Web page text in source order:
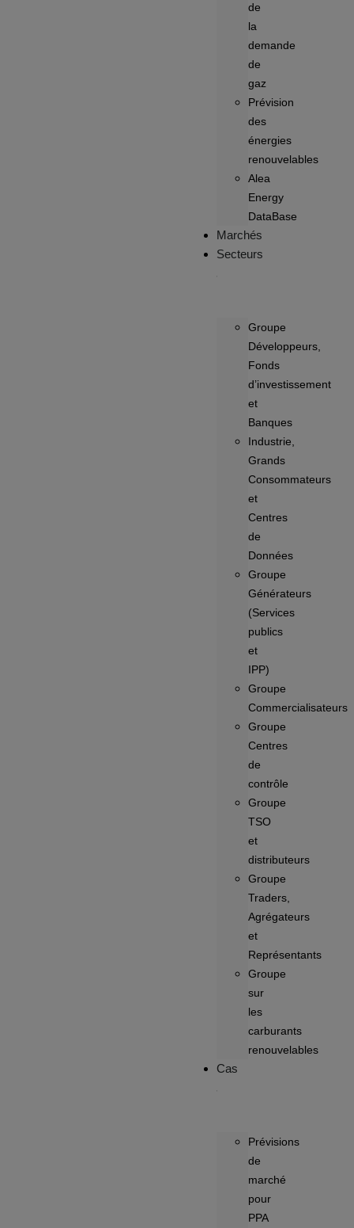
de
la
demande
de
gaz
Prévision
des
énergies
renouvelables
Alea
Energy
DataBase
Marchés
Secteurs
Groupe
Développeurs,
Fonds
d’investissement
et
Banques
Industrie,
Grands
Consommateurs
et
Centres
de
Données
Groupe
Générateurs
(Services
publics
et
IPP)
Groupe
Commercialisateurs
Groupe
Centres
de
contrôle
Groupe
TSO
et
distributeurs
Groupe
Traders,
Agrégateurs
et
Représentants
Groupe
sur
les
carburants
renouvelables
Cas
Prévisions
de
marché
pour
PPA